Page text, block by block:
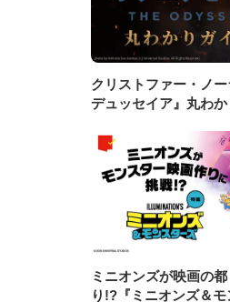
クリストファー・ノ
デュッセイア』丸わ
ミニオンズが映画の
り!?『ミニオンズ＆